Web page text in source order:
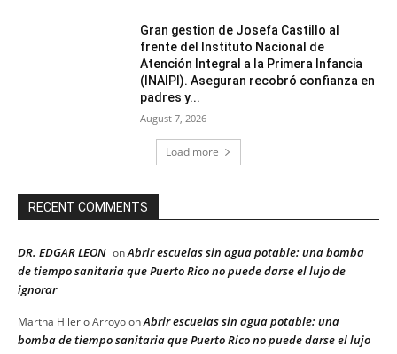
Gran gestion de Josefa Castillo al
frente del Instituto Nacional de
Atención Integral a la Primera Infancia
(INAIPI). Aseguran recobró confianza en
padres y...
August 7, 2026
Load more
RECENT COMMENTS
DR. EDGAR LEON onAbrir escuelas sin agua potable: una bomba
de tiempo sanitaria que Puerto Rico no puede darse el lujo de
ignorar
Martha Hilerio ArroyoonAbrir escuelas sin agua potable: una
bomba de tiempo sanitaria que Puerto Rico no puede darse el lujo